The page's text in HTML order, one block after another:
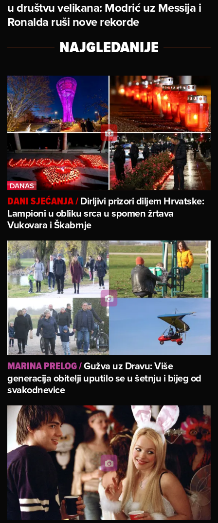
u društvu velikana: Modrić uz Messija i
Ronalda ruši nove rekorde
NAJGLEDANIJE
DANI SJEĆANJA/Dirljivi prizori diljem Hrvatske:
Lampioni u obliku srca u spomen žrtava
Vukovara i Škabrnje
MARINA PRELOG/Gužva uz Dravu: Više
generacija obitelji uputilo se u šetnju i bijeg od
svakodnevice